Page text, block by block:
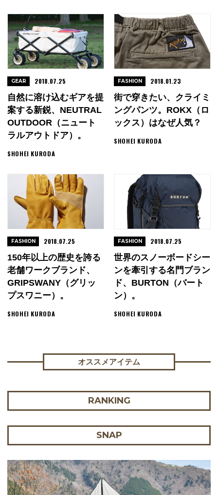
自然に溶け込むギアを提
案する新鋭、NEUTRAL
OUTDOOR（ニュート
ラルアウトドア）。
SHOHEI KURODA
GEAR 2018.07.25
街で穿きたい、クライミ
ングパンツ。ROKX（ロ
ックス）はなぜ人気？
SHOHEI KURODA
FASHION 2018.01.23
150年以上の歴史を誇る
老舗ワークブランド、
GRIPSWANY（グリッ
プスワニー）。
SHOHEI KURODA
FASHION 2018.07.25
世界のスノーボードシー
ンを牽引する名門ブラン
ド、BURTON（バート
ン）。
SHOHEI KURODA
FASHION 2018.07.25
オススメアイテム
RANKING
SNAP